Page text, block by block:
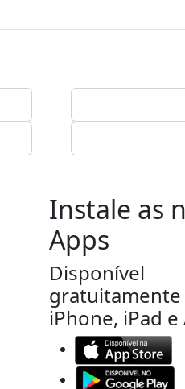
Instale as
Apps
Disponível
gratuitamente
iPhone, iPad